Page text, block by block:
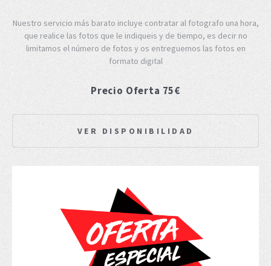
Nuestro servicio más barato incluye contratar al fotografo una hora,
que realice las fotos que le indiqueis y de tiempo, es decir no
limitamos el número de fotos y os entreguemos las fotos en
formato digital
Precio Oferta 75€
VER DISPONIBILIDAD